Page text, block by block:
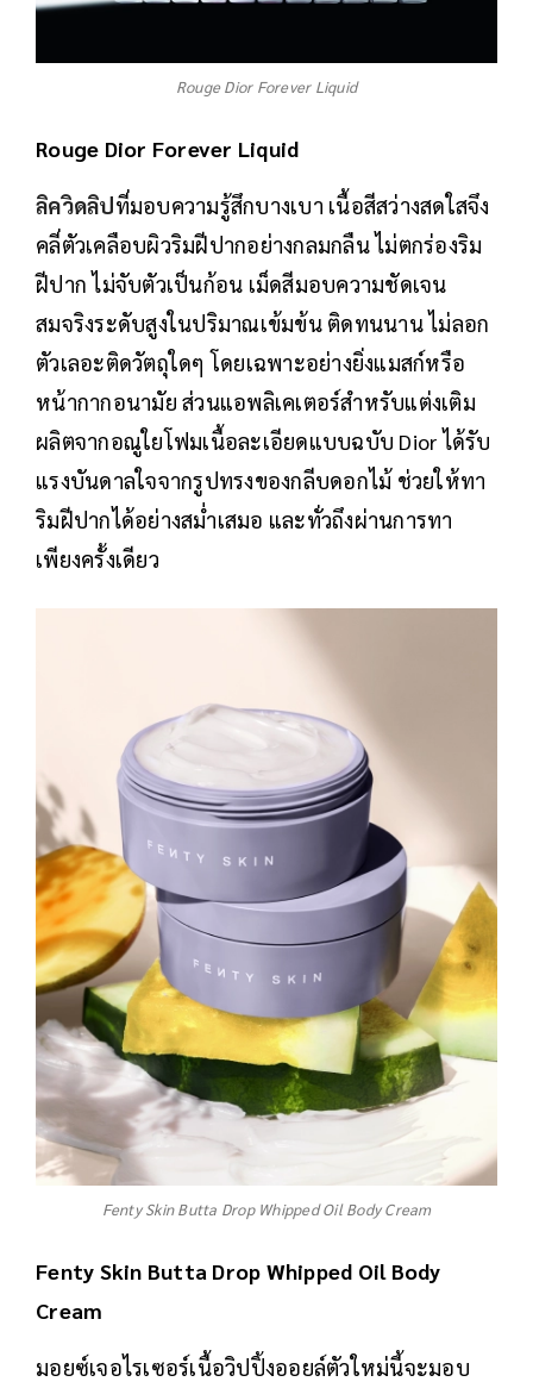
Rouge Dior Forever Liquid
Rouge Dior Forever Liquid
ลิควิดลิปที่มอบความรู้สึกบางเบา เนื้อสีสว่างสดใสจึง
คลี่ตัวเคลือบผิวริมฝีปากอย่างกลมกลืน ไม่ตกร่องริม
ฝีปาก ไม่จับตัวเป็นก้อน เม็ดสีมอบความชัดเจน
สมจริงระดับสูงในปริมาณเข้มข้น ติดทนนาน ไม่ลอก
ตัวเลอะติดวัตถุใดๆ โดยเฉพาะอย่างยิ่งแมสก์หรือ
หน้ากากอนามัย ส่วนแอพลิเคเตอร์สำหรับแต่งเติม
ผลิตจากอณูใยโฟมเนื้อละเอียดแบบฉบับ Dior ได้รับ
แรงบันดาลใจจากรูปทรงของกลีบดอกไม้ ช่วยให้ทา
ริมฝีปากได้อย่างสม่ำเสมอ และทั่วถึงผ่านการทา
เพียงครั้งเดียว
Fenty Skin Butta Drop Whipped Oil Body Cream
Fenty Skin Butta Drop Whipped Oil Body
Cream
มอยซ์เจอไรเซอร์เนื้อวิปปิ้งออยล์ตัวใหม่นี้จะมอบ